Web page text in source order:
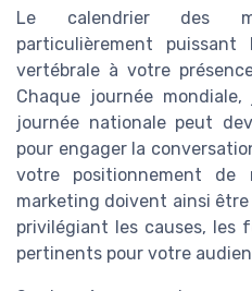
Le calendrier des
particulièrement
vertébrale à votre
Chaque journée
journée nationale peut
pour engager la
votre positionnement de
marketing doivent ainsi
privilégiant les causes, les
pertinents pour votre